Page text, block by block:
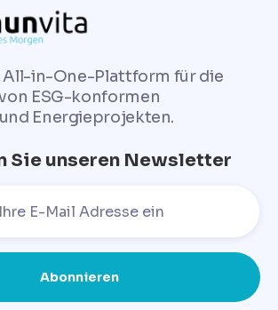
All-in-One-Plattform für die
ESG-konformen
Energieprojekten.
Sie unseren Newsletter